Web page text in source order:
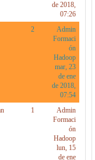
de 2018,
07:26
2
Admin
Formaci
ón
Hadoop
mar, 23
de ene
de 2018,
07:54
1
Admin
Formaci
ón
Hadoop
lun, 15
de ene